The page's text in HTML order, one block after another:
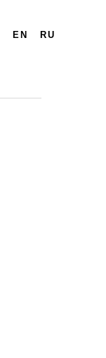
EN RU